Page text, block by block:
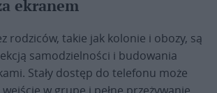
ekranem
rodziców, takie jak kolonie i obozy, są
samodzielności i budowania
Stały dostęp do telefonu może